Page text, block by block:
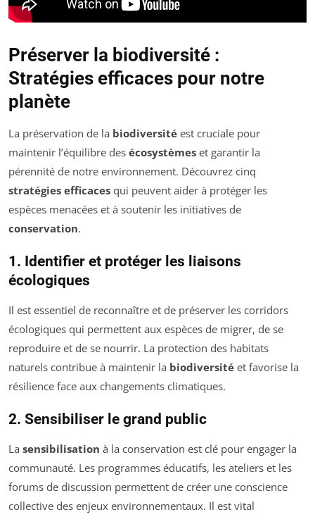
Préserver la biodiversité :
Stratégies efficaces pour notre
planète
La préservation de la biodiversité est cruciale pour
maintenir l’équilibre des écosystèmes et garantir la
pérennité de notre environnement. Découvrez cinq
stratégies efficaces qui peuvent aider à protéger les
espèces menacées et à soutenir les initiatives de
conservation.
1. Identifier et protéger les liaisons
écologiques
Il est essentiel de reconnaître et de préserver les corridors
écologiques qui permettent aux espèces de migrer, de se
reproduire et de se nourrir. La protection des habitats
naturels contribue à maintenir la biodiversité et favorise la
résilience face aux changements climatiques.
2. Sensibiliser le grand public
La sensibilisation à la conservation est clé pour engager la
communauté. Les programmes éducatifs, les ateliers et les
forums de discussion permettent de créer une conscience
collective des enjeux environnementaux. Il est vital